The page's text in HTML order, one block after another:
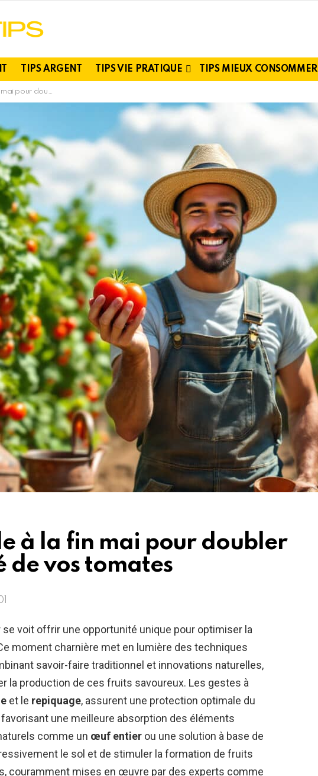
TIPS ARGENT TIPS VIE PRATIQUE TIPS MIEUX CONSOMMER
de vos tomates
à la fin mai pour doubler
vos tomates
se voit offrir une opportunité unique pour optimiser la
moment charnière met en lumière des techniques
savoir-faire traditionnel et innovations naturelles,
la production de ces fruits savoureux. Les gestes à
et le repiquage, assurent une protection optimale du
une meilleure absorption des éléments
comme un œuf entier ou une solution à base de
le sol et de stimuler la formation de fruits
couramment mises en œuvre par des experts comme